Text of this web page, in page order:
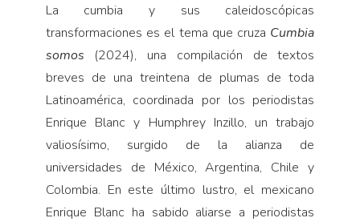
La cumbia y sus caleidoscópicas
transformaciones es el tema que cruza Cumbia
somos (2024), una compilación de textos
breves de una treintena de plumas de toda
Latinoamérica, coordinada por los periodistas
Enrique Blanc y Humphrey Inzillo, un trabajo
valiosísimo, surgido de la alianza de
universidades de México, Argentina, Chile y
Colombia. En este último lustro, el mexicano
Enrique Blanc ha sabido aliarse a periodistas